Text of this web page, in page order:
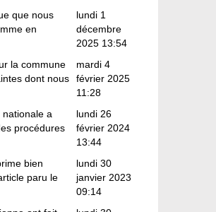
que nous
en
lundi 1
décembre
2025 13:54
la commune
dont nous
mardi 4
février 2025
11:28
nationale a
procédures
lundi 26
février 2024
13:44
bien
paru le
lundi 30
janvier 2023
09:14